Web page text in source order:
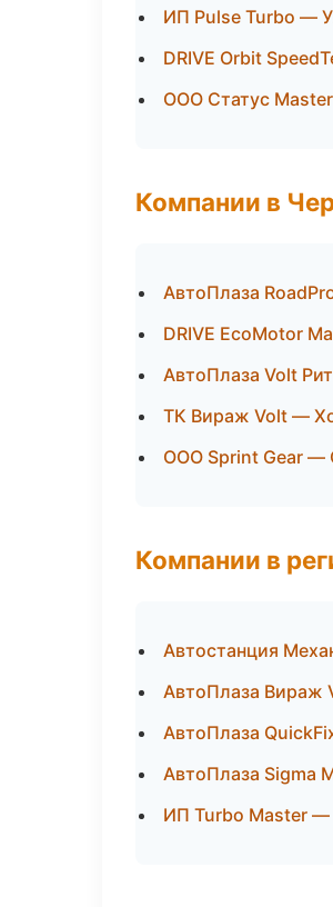
ИП Pulse Turbo —
DRIVE Orbit
ООО Статус
Компании в
АвтоПлаза
DRIVE EcoMotor
АвтоПлаза Volt
ТК Вираж Volt —
ООО Sprint Gear —
Компании в
Автостанция
АвтоПлаза Вираж
АвтоПлаза
АвтоПлаза Sigma
ИП Turbo Master